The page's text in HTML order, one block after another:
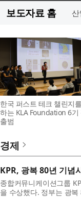
보도자료 홈 산
한국 퍼스트 테크 챌린지
하는 KLA Foundation 6기
출범
경제
KPR, 광복 80년 기념
종합커뮤니케이션그룹
을 수상했다. 정부는 광